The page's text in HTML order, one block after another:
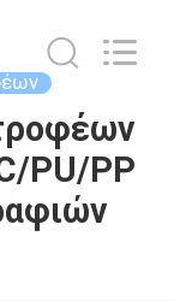
PU/PP